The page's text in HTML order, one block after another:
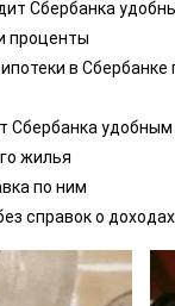
Сбербанка
проценты
в
Сбербанка
жилья
по ним
справок о доходах